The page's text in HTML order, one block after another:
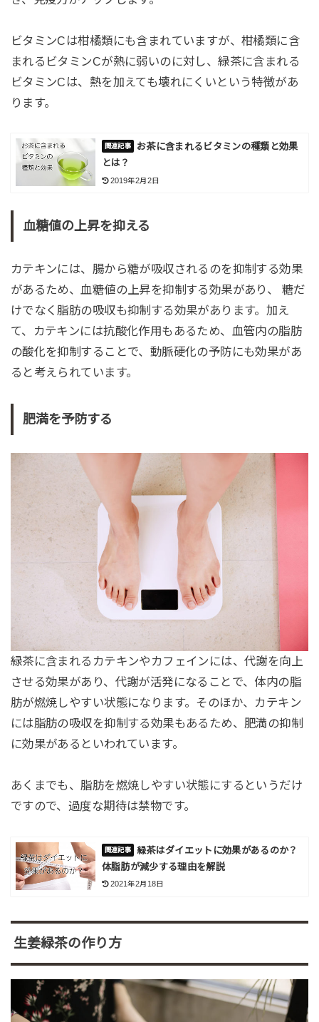
ビタミンCは柑橘類にも含まれていますが、柑橘類に含
まれるビタミンCが熱に弱いのに対し、緑茶に含まれる
ビタミンCは、熱を加えても壊れにくいという特徴があ
ります。
お茶に含まれるビタミンの種類と効果
とは？
2019年2月2日
血糖値の上昇を抑える
カテキンには、腸から糖が吸収されるのを抑制する効果
があるため、血糖値の上昇を抑制する効果があり、 糖だ
けでなく脂肪の吸収も抑制する効果があります。加え
て、カテキンには抗酸化作用もあるため、血管内の脂肪
の酸化を抑制することで、動脈硬化の予防にも効果があ
ると考えられています。
肥満を予防する
緑茶に含まれるカテキンやカフェインには、代謝を向上
させる効果があり、代謝が活発になることで、体内の脂
肪が燃焼しやすい状態になります。そのほか、カテキン
には脂肪の吸収を抑制する効果もあるため、肥満の抑制
に効果があるといわれています。
あくまでも、脂肪を燃焼しやすい状態にするというだけ
ですので、過度な期待は禁物です。
緑茶はダイエットに効果があるのか？
体脂肪が減少する理由を解説
2021年2月18日
生姜緑茶の作り方